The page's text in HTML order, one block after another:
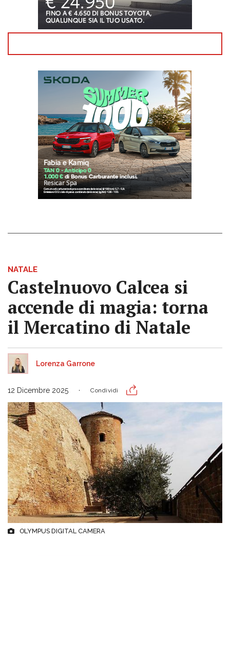
NATALE
Castelnuovo Calcea si
accende di magia: torna
il Mercatino di Natale
Lorenza Garrone
12 Dicembre 2025 Condividi
OLYMPUS DIGITAL CAMERA